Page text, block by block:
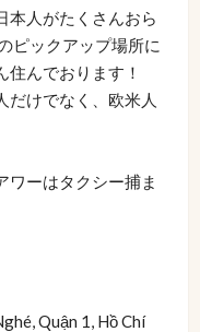
本人がたくさんおら
ピックアップ場所に
住んでおります！
だけでなく、欧米人
ワーはタクシー捕ま
Quận 1, Hồ Chí